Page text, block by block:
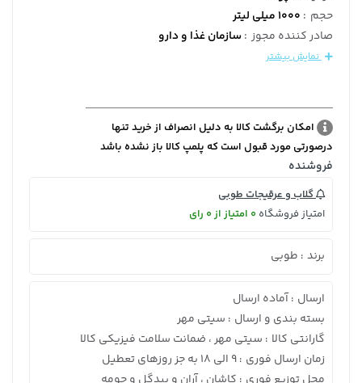
حجم : 1000 میلی لیتر
صادر کننده مجوز :سازمان غذا و دارو
نمایش بیشتر
امکان برگشت کالا به دلیل انصراف از خرید تنها
درصورتی مورد قبول است که پلمپ کالا باز نشده باشد
فروشنده
گلاب و عرقیجات طوبی
امتیاز فروشگاه 0 امتیاز از 0 رای
برند : طوبی
ارسال : آماده ارسال
بسته بندی و ارسال : سیتی مهر
گارانتی کالا : سیتی مهر ، ضمانت سلامت فیزیکی کالا
زمان ارسال فوری : 9 الی 18 به جز روزهای تعطیل
محل توزیع فوری : کاشان ، آران و بیدگل و حومه